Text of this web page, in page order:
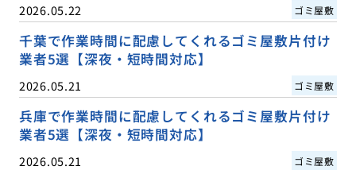
2026.05.22 ゴミ屋敷
千葉で作業時間に配慮してくれるゴミ屋敷片付け
業者5選【深夜・短時間対応】
2026.05.21 ゴミ屋敷
兵庫で作業時間に配慮してくれるゴミ屋敷片付け
業者5選【深夜・短時間対応】
2026.05.21 ゴミ屋敷